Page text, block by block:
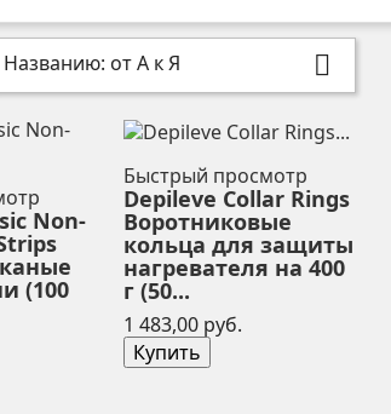
Названию: от А к Я 
Non-
(100
Быстрый просмотр
Depileve Collar Rings
Воротниковые
кольца для защиты
нагревателя на 400
г (50...
1 483,00 руб.
Купить